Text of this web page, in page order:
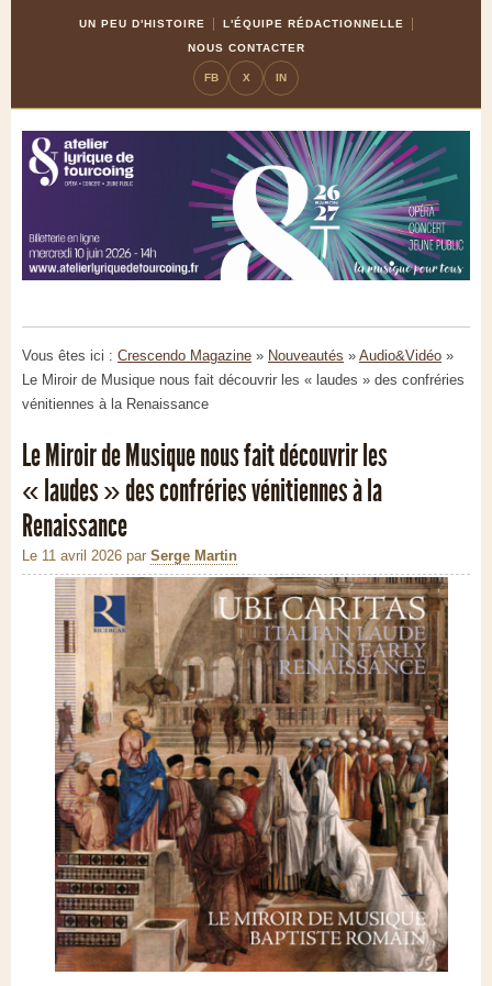
UN PEU D'HISTOIRE
L'ÉQUIPE RÉDACTIONNELLE
NOUS CONTACTER
FB X IN
Vous êtes ici : Crescendo Magazine » Nouveautés » Audio&Vidéo »
Le Miroir de Musique nous fait découvrir les « laudes » des confréries
vénitiennes à la Renaissance
Le Miroir de Musique nous fait découvrir les
« laudes » des confréries vénitiennes à la
Renaissance
Le 11 avril 2026 par Serge Martin